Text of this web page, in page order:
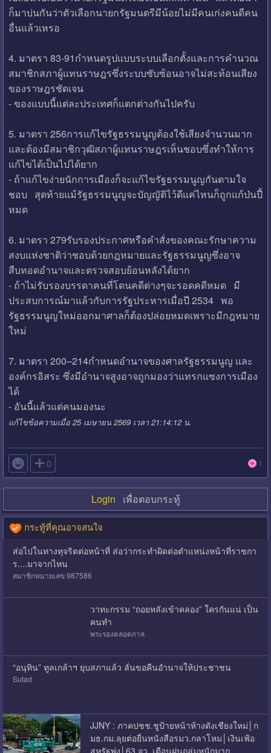
ก็มาบ่นกันว่าตัวเลือกนายกรัฐมนตรีมีน้อยไม่มีคนเก่งคนดีคน
อื่นแล้วเหรอ
4. มาตรา 83-91กำหนดรูปแบบระบบเลือกตั้งและการคำนวณ
สมาชิกสภาผู้แทนราษฎรซึ่งระบบซับซ้อนอาจไม่สะท้อนเสียง
ของราษฎรชัดเจน
- ของแบบนี้แต่ละประเทศก็แตกต่างกันไปครับ
5. มาตรา 256การแก้ไขรัฐธรรมนูญต้องใช้เสียงจำนวนมาก
และต้องมีสมาชิกวุฒิสภาผู้แทนราษฎรเห็นชอบซึ่งทำให้การ
แก้ไขได้เป็นไปได้ยาก
- ถ้าแก้ไขง่ายนักการเมืองก็จะแก้ไขรัฐธรรมนูญกันตามใจ
ชอบ สุดท้ายแม้รัฐธรรมนูญจะบัญญัติไว้ดีแค่ไหนก็ถูกแก้ป่นปี้
หมด
6. มาตรา 279รับรองประกาศหรือคำสั่งของคณะรักษาความ
สงบแห่งชาติว่าชอบด้วยกฎหมายและรัฐธรรมนูญซึ่งอาจ
สืบทอดอำนาจและตรวจสอบย้อนหลังได้ยาก
- ถ้าไม่รับรองบรรดาคนที่โดนคดีต่างๆจะรอดคดีหมด มี
ประสบการณ์มาแล้วกับการรัฐประหารเมื่อปี 2534 พอ
รัฐธรรมนูญใหม่ออกมาศาลก็ต้องปล่อยหมดเพราะมีกฎหมาย
ใหม่
7. มาตรา 200–214กำหนดอำนาจของศาลรัฐธรรมนูญ และ
องค์กรอิสระ ซึ่งมีอำนาจสูงอาจถูกมองว่าแทรกแซงการเมือง
ได้
- อันนี้แล้วแต่คนมองนะ
แก้ไขข้อความเมื่อ 25 เมษายน 2569 เวลา 21:14:12 น.
 0 1
Login เพื่อตอบกระทู้
กระทู้ที่คุณอาจสนใจ
ส่อไปในทางทุจริตต่อหน้าที่ ส่อว่ากระทำผิดต่อตำแหน่งหน้าที่ราชกา
ร....มาจากไหน
สมาชิกหมายเลข 987586
วาทะกรรม “ถอยหลังเข้าคลอง” ใครกันแน่ เป็น
คนทำ
พระรองตลอดกาล
“อนุทิน” ทูลเกล้าฯ ยุบสภาแล้ว ลั่นขอคืนอำนาจให้ประชาชน
Sutad
JJNY : ภาคปชช.ชูป้ายหน้าห้างดังเชียงใหม่│ก
มธ.กม.ลุยต่อยื่นหนังสือรมว.กลาโหม│เงินเฟ้อ
สหรัฐพุ่ง│63 จว. เตือนฝนถล่มหนักมาก